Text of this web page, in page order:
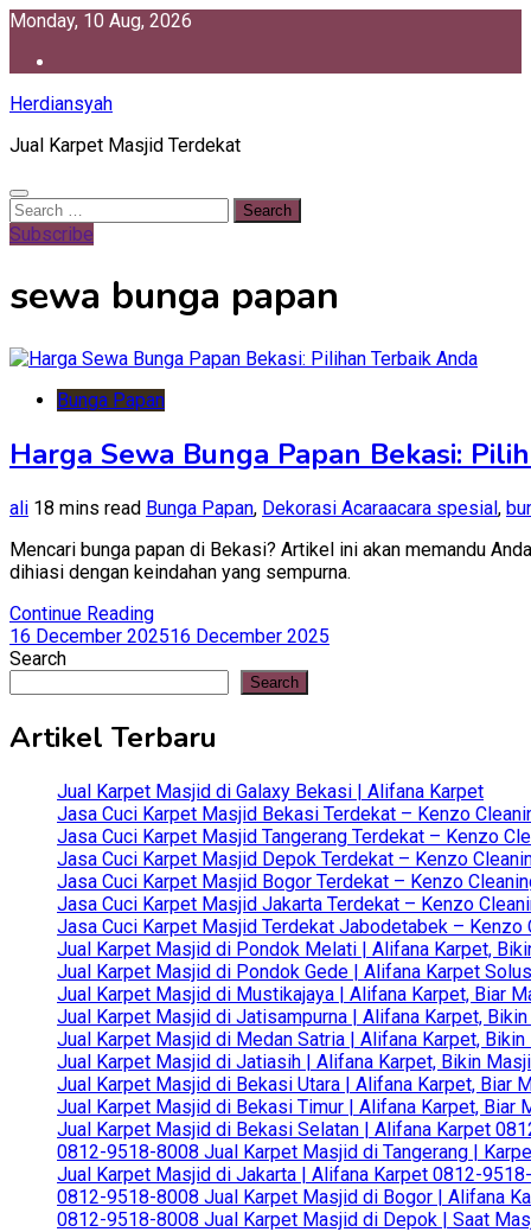
Skip
content
Monday, 10 Aug, 2026
Herdiansyah
Jual Karpet Masjid Terdekat
Search
for:
Subscribe
sewa bunga papan
Bunga Papan
Harga Sewa Bunga Papan Bekasi:
ali 18 mins read Bunga Papan, Dekorasi Acaraacara spesial,
Mencari bunga papan di Bekasi? Artikel ini akan memandu
dihiasi dengan keindahan yang sempurna.
Continue Reading
16 December 202516 December 2025
Search
Search
Artikel Terbaru
Jual Karpet Masjid di Galaxy Bekasi | Alifana Karpet
Jasa Cuci Karpet Masjid Bekasi Terdekat – Kenzo
Jasa Cuci Karpet Masjid Tangerang Terdekat – Kenzo
Jasa Cuci Karpet Masjid Depok Terdekat – Kenzo
Jasa Cuci Karpet Masjid Bogor Terdekat – Kenzo
Jasa Cuci Karpet Masjid Jakarta Terdekat – Kenzo
Jasa Cuci Karpet Masjid Terdekat Jabodetabek –
Jual Karpet Masjid di Pondok Melati | Alifana Karpet,
Jual Karpet Masjid di Pondok Gede | Alifana Karpet
Jual Karpet Masjid di Mustikajaya | Alifana Karpet, Biar
Jual Karpet Masjid di Jatisampurna | Alifana Karpet,
Jual Karpet Masjid di Medan Satria | Alifana Karpet,
Jual Karpet Masjid di Jatiasih | Alifana Karpet, Bikin
Jual Karpet Masjid di Bekasi Utara | Alifana Karpet, Biar
Jual Karpet Masjid di Bekasi Timur | Alifana Karpet, Biar
Jual Karpet Masjid di Bekasi Selatan | Alifana Karpet
0812-9518-8008 Jual Karpet Masjid di Tangerang |
Jual Karpet Masjid di Jakarta | Alifana Karpet 0812-
0812-9518-8008 Jual Karpet Masjid di Bogor | Alifana
0812-9518-8008 Jual Karpet Masjid di Depok | Saat